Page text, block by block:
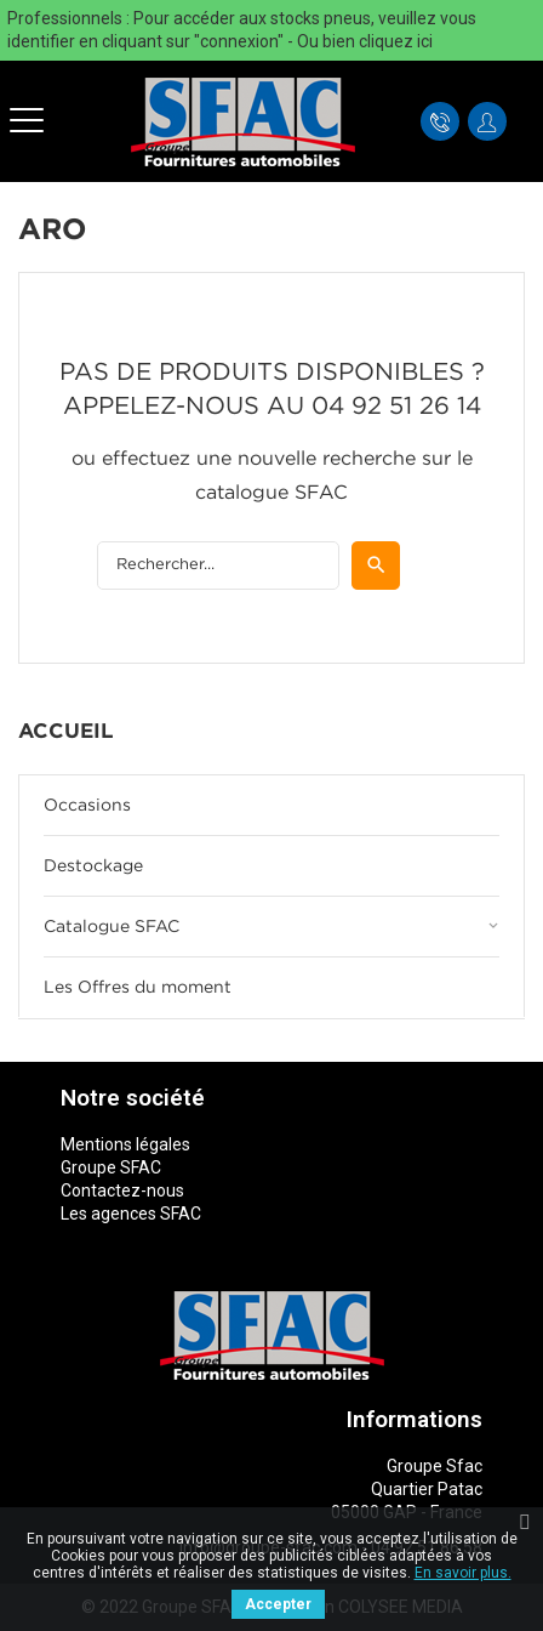
Professionnels : Pour accéder aux stocks pneus, veuillez vous
identifier en cliquant sur "connexion" - Ou bien cliquez ici
ACCUEIL
Occasions
Destockage
Catalogue SFAC keyboard_arrow_down
Les Offres du moment
ARO
PAS DE PRODUITS DISPONIBLES ?
APPELEZ-NOUS AU 04 92 51 26 14
ou effectuez une nouvelle recherche sur le
catalogue SFAC
Notre société
Mentions légales
Groupe SFAC
Contactez-nous
Les agences SFAC
Informations
Groupe Sfac
Quartier Patac
05000 GAP - France
info@groupe-sfac.com-04 92 51 86 58
© 2022 Groupe SFAC. Réalisation COLYSEE MEDIA
En poursuivant votre navigation sur ce site, vous acceptez l'utilisation de
Cookies pour vous proposer des publicités ciblées adaptées à vos
centres d'intérêts et réaliser des statistiques de visites. En savoir plus.
Accepter